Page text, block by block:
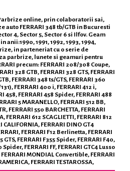
online, prin colaboratorii sai,
FERRARI 348 tb/GTB in Bucuresti
4, Sector 5, Sector 6 si Ilfov. Geam
anii:1990, 1991, 1992, 1993, 1994,
in parteneriat cu o serie de
parbrize, lunete si geamuri pentru
precum: FERRARI 208/308 Coupe,
328 GTB, FERRARI 328 GTS, FERRARI
FERRARI 348 ts/GTS, FERRARI 360
FERRARI 400 i, FERRARI 412 i,
458, FERRARI 458 Spider, FERRARI 488
5 MARANELLO, FERRARI 512 BB,
FERRARI 550 BARCHETTA, FERRARI
FERRARI 612 SCAGLIETTI, FERRARI 812
CALIFORNIA, FERRARI DINO GT4
FERRARI F12 Berlinetta, FERRARI
FERRARI F355 Spider, FERRARI F40,
FERRARI FF, FERRARI GTC4 Lusso
MONDIAL Convertible, FERRARI
FERRARI TESTAROSSA,